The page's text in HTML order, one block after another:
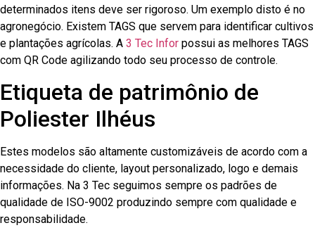
determinados itens deve ser rigoroso. Um exemplo disto é no
agronegócio. Existem TAGS que servem para identificar cultivos
e plantações agrícolas. A 3 Tec Infor possui as melhores TAGS
com QR Code agilizando todo seu processo de controle.
Etiqueta de patrimônio de
Poliester Ilhéus
Estes modelos são altamente customizáveis de acordo com a
necessidade do cliente, layout personalizado, logo e demais
informações. Na 3 Tec seguimos sempre os padrões de
qualidade de ISO-9002 produzindo sempre com qualidade e
responsabilidade.